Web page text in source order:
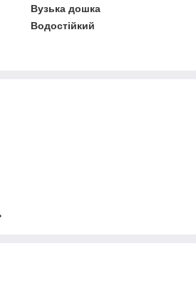
Вузька дошка
Водостійкий